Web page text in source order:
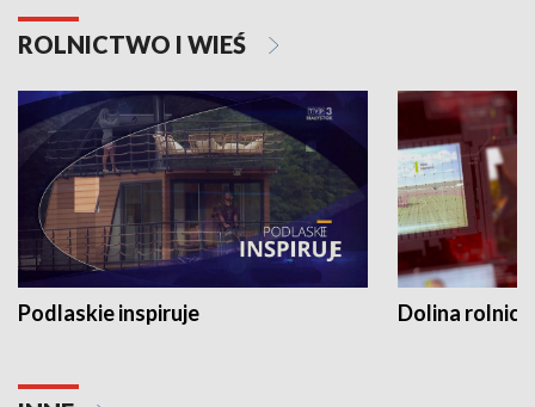
ROLNICTWO I WIEŚ
Podlaskie inspiruje Dolina